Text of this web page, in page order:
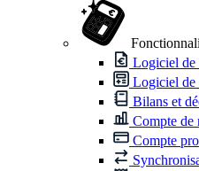
Logiciel de
Logiciel de
Bilans et
Compte de
Compte pro